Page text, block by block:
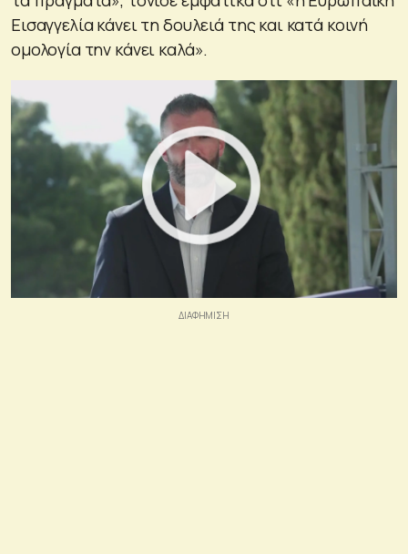
Εισαγγελία κάνει τη δουλειά της και κατά κοινή
ομολογία την κάνει καλά».